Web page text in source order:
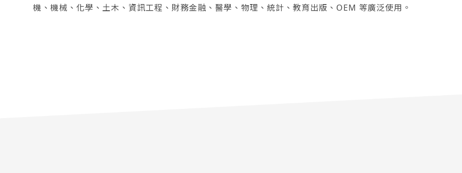
機、機械、化學、土木、資訊工程、財務金融、醫學、物理、統計、教育出版、OEM 等廣泛使用。